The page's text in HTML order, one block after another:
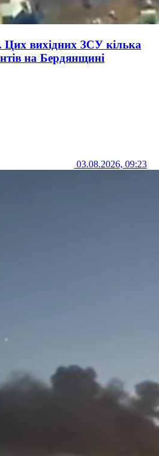
Цих вихідних ЗСУ кілька
на Бердянщині
03.08.2026, 09:23